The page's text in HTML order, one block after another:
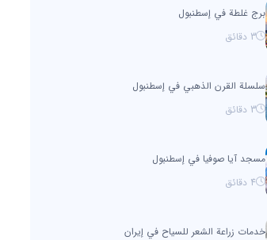
برج غلطة في إسطنبول
3 دقائق
سلسلة القرن الذهبي في إسطنبول
3 دقائق
مسجد آيا صوفيا في إسطنبول
4 دقائق
خدمات زراعة الشعر للسياح في إيران